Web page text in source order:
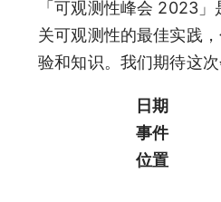
「可观测性峰会 2023
关可观测性的最佳实践
验和知识。我们期待这
日期
事件
位置